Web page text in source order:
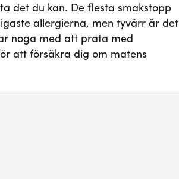
det du kan. De flesta smakstopp
allergierna, men tyvärr är det
noga med att prata med
att försäkra dig om matens